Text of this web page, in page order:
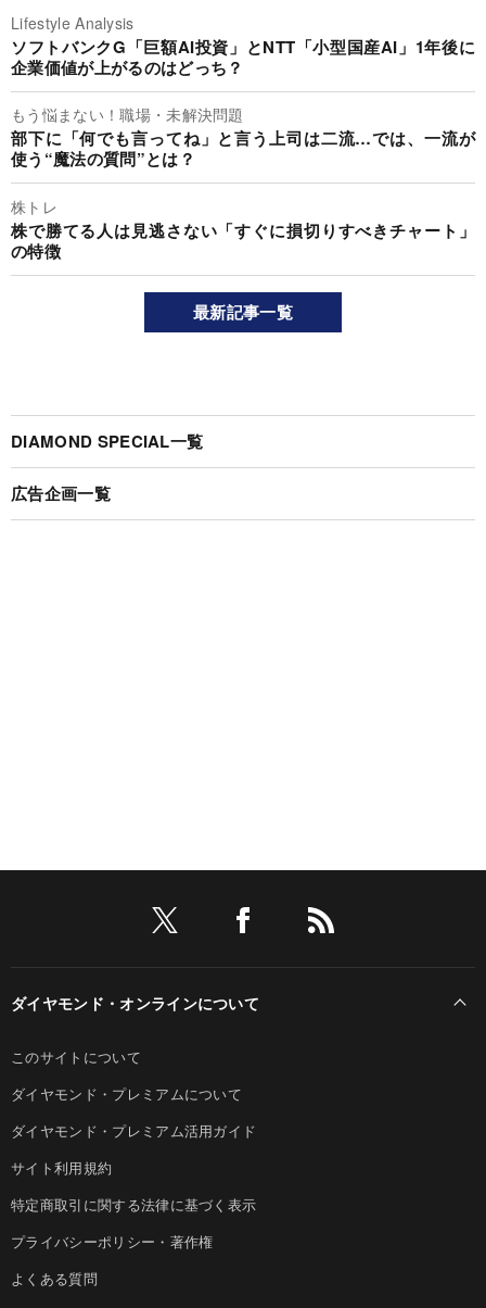
Lifestyle Analysis
ソフトバンクG「巨額AI投資」とNTT「小型国産AI」1年後に
企業価値が上がるのはどっち？
もう悩まない！職場・未解決問題
部下に「何でも言ってね」と言う上司は二流…では、一流が
使う“魔法の質問”とは？
株トレ
株で勝てる人は見逃さない「すぐに損切りすべきチャート」
の特徴
最新記事一覧
DIAMOND SPECIAL一覧
広告企画一覧
ダイヤモンド・オンラインについて
このサイトについて
ダイヤモンド・プレミアムについて
ダイヤモンド・プレミアム活用ガイド
サイト利用規約
特定商取引に関する法律に基づく表示
プライバシーポリシー・著作権
よくある質問